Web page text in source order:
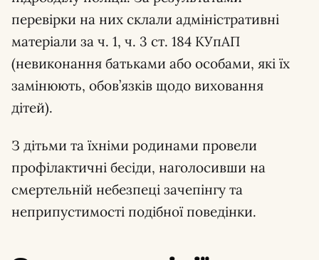
перевірки на них склали адміністративні
матеріали за ч. 1, ч. 3 ст. 184 КУпАП
(невиконання батьками або особами, які їх
замінюють, обов’язків щодо виховання
дітей).
З дітьми та їхніми родинами провели
профілактичні бесіди, наголосивши на
смертельній небезпеці зачепінгу та
неприпустимості подібної поведінки.